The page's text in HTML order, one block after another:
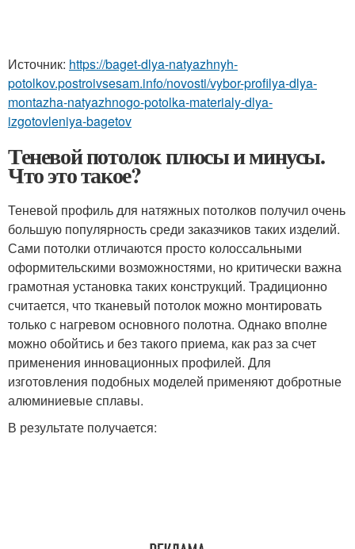
Источник: https://baget-dlya-natyazhnyh-
potolkov.postroivsesam.info/novosti/vybor-profilya-dlya-
montazha-natyazhnogo-potolka-materialy-dlya-
izgotovleniya-bagetov
Теневой потолок плюсы и минусы.
Что это такое?
Теневой профиль для натяжных потолков получил очень
большую популярность среди заказчиков таких изделий.
Сами потолки отличаются просто колоссальными
оформительскими возможностями, но критически важна
грамотная установка таких конструкций. Традиционно
считается, что тканевый потолок можно монтировать
только с нагревом основного полотна. Однако вполне
можно обойтись и без такого приема, как раз за счет
применения инновационных профилей. Для
изготовления подобных моделей применяют добротные
алюминиевые сплавы.
В результате получается: